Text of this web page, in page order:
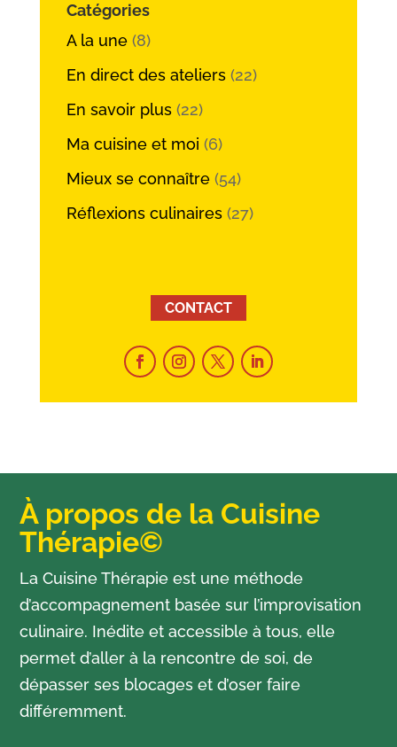
Catégories
A la une(8)
En direct des ateliers(22)
En savoir plus(22)
Ma cuisine et moi (6)
Mieux se connaître(54)
Réflexions culinaires(27)
CONTACT
À propos de la Cuisine
Thérapie©
La Cuisine Thérapie est une méthode
d’accompagnement basée sur l’improvisation
culinaire. Inédite et accessible à tous, elle
permet d’aller à la rencontre de soi, de
dépasser ses blocages et d’oser faire
différemment.